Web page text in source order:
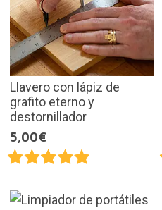
Llavero con lápiz de
grafito eterno y
destornillador
5,00€